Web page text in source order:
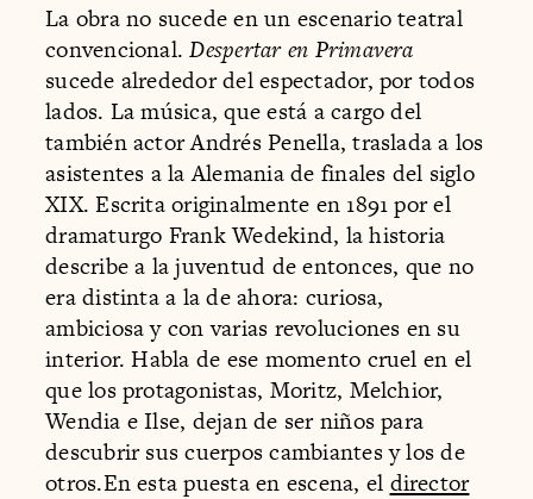
La obra no sucede en un escenario teatral
convencional.Despertar en Primavera
sucede alrededor del espectador, por todos
lados. La música, que está a cargo del
también actor Andrés Penella, traslada a los
asistentes a la Alemania de finales del siglo
XIX. Escrita originalmente en 1891 por el
dramaturgo Frank Wedekind, la historia
describe a la juventud de entonces, que no
era distinta a la de ahora: curiosa,
ambiciosa y con varias revoluciones en su
interior. Habla de ese momento cruel en el
que los protagonistas, Moritz, Melchior,
Wendia e Ilse, dejan de ser niños para
descubrir sus cuerpos cambiantes y los de
otros.En esta puesta en escena, el director